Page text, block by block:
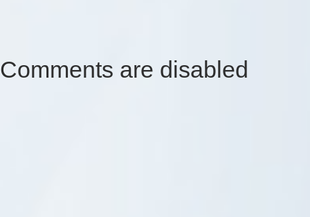
Comments are disabled